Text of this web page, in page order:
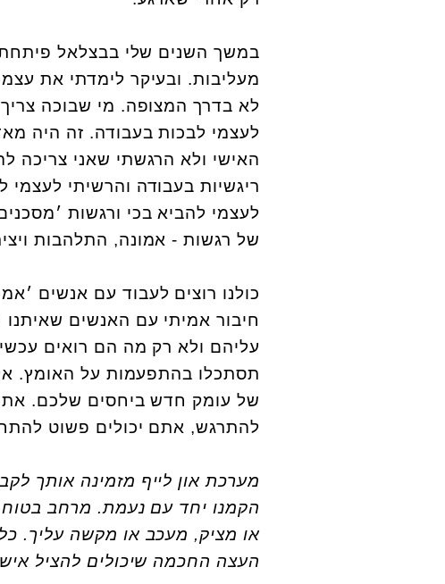
במשך השנים שלי בבצלאל
מעליבות. ובעיקר לימדתי את
לא בדרך המצופה. מי שבוכה
לעצמי לבכות בעבודה. זה היה
האישי ולא הרגשתי שאני צריכה
ריגשיות בעבודה והרשיתי
לעצמי להביא בכי ורגשות
של רגשות - אמונה, התלהבות
כולנו רוצים לעבוד עם אנשים
חיבור אמיתי עם האנשים
עליהם ולא רק מה הם רואים
תסתכלו בהתפעמות על האומץ.
של עומק חדש ביחסים שלכם.
להתרגש, אתם יכולים פשוט
מערכת און לייף מזמינה אותך
הקמנו יחד עם נעמת. מרחב בטוח
או מציק, מעכב או מקשה עליך.
העצה החכמה שיכולים להציל